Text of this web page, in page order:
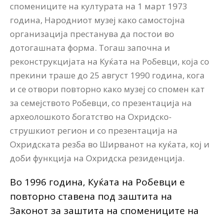
спомениците на културата на 1 март 1973
година, Народниот музеј како самостојна
организација престанува да постои во
дотогашната форма. Тогаш започна и
реконструкцијата на Куќата на Робевци, која со
прекини траше до 25 август 1990 година, кога
и се отвори повторно како музеј со спомен кат
за семејството Робевци, со презентација на
археолошкото богатство на Охридско-
струшкиот регион и со презентација на
Охридската резба во Ширванот на куќата, кој и
доби функција на Охридска резиденција.
Во 1996 година, Куќата на Робевци е
повторно ставена под заштита на
Законот за заштита на спомениците на